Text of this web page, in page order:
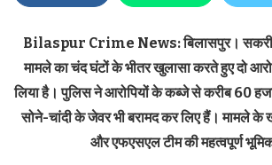
Bilaspur Crime News: बिलासपुर। सकरी
मामले का चंद घंटों के भीतर खुलासा करते हुए दो
लिया है। पुलिस ने आरोपियों के कब्जे से करीब 60
सोने-चांदी के जेवर भी बरामद कर लिए हैं। मामले के
और एफएसएल टीम की महत्वपूर्ण